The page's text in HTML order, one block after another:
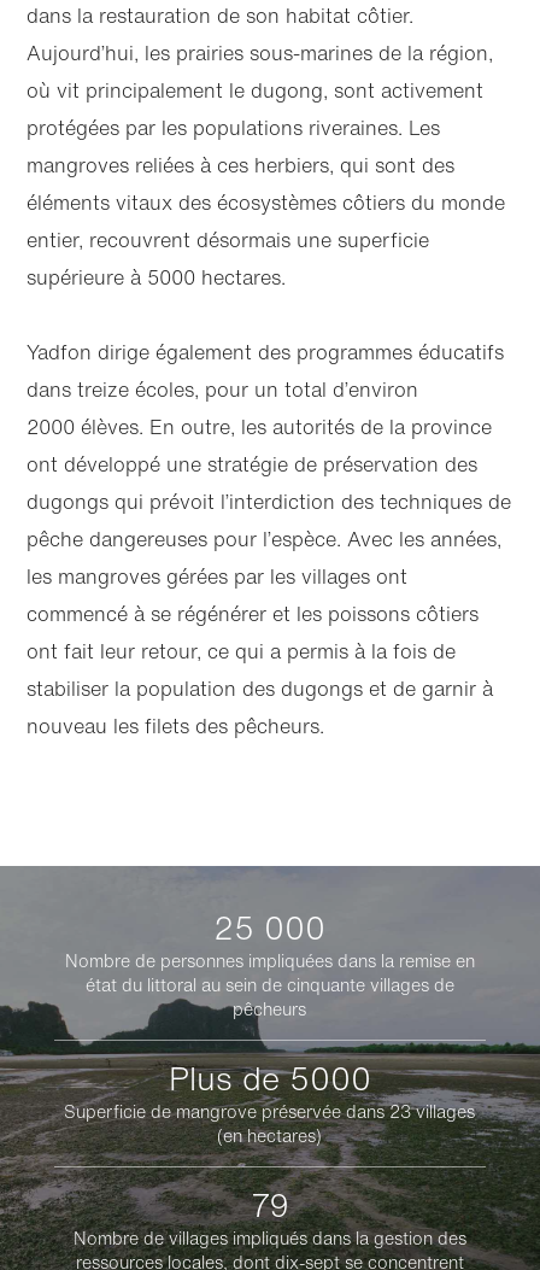
dans la restauration de son habitat côtier.
Aujourd’hui, les prairies sous-marines de la région,
où vit principalement le dugong, sont activement
protégées par les populations riveraines. Les
mangroves reliées à ces herbiers, qui sont des
éléments vitaux des écosystèmes côtiers du monde
entier, recouvrent désormais une superficie
supérieure à 5000 hectares.
Yadfon dirige également des programmes éducatifs
dans treize écoles, pour un total d’environ
2000 élèves. En outre, les autorités de la province
ont développé une stratégie de préservation des
dugongs qui prévoit l’interdiction des techniques de
pêche dangereuses pour l’espèce. Avec les années,
les mangroves gérées par les villages ont
commencé à se régénérer et les poissons côtiers
ont fait leur retour, ce qui a permis à la fois de
stabiliser la population des dugongs et de garnir à
nouveau les filets des pêcheurs.
25 000
Nombre de personnes impliquées dans la remise en
état du littoral au sein de cinquante villages de
pêcheurs
Plus de 5000
Superficie de mangrove préservée dans 23 villages
(en hectares)
79
Nombre de villages impliqués dans la gestion des
ressources locales, dont dix-sept se concentrent